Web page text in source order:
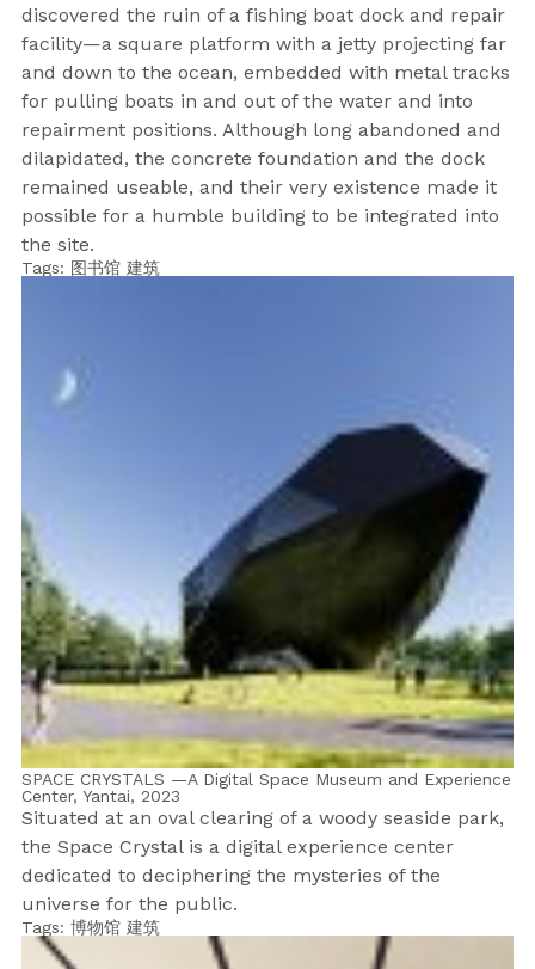
discovered the ruin of a fishing boat dock and repair
facility—a square platform with a jetty projecting far
and down to the ocean, embedded with metal tracks
for pulling boats in and out of the water and into
repairment positions. Although long abandoned and
dilapidated, the concrete foundation and the dock
remained useable, and their very existence made it
possible for a humble building to be integrated into
the site.
Tags: 图书馆 建筑
SPACE CRYSTALS —A Digital Space Museum and Experience
Center, Yantai, 2023
Situated at an oval clearing of a woody seaside park,
the Space Crystal is a digital experience center
dedicated to deciphering the mysteries of the
universe for the public.
Tags: 博物馆 建筑